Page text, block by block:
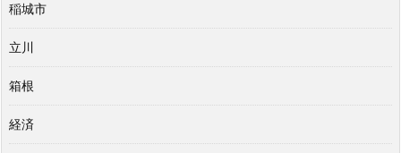
稲城市
立川
箱根
経済